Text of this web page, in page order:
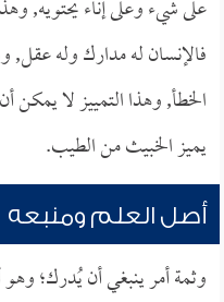
على شيء وعلى إناء يحتويه,
فالإنسان له مدارك وله
الخطأ, وهذا التمييز لا يمكن
يميز الخبيث من الطيب.
أصل العلم ومنبعه
وثمة أمر ينبغي أن يُدرك؛